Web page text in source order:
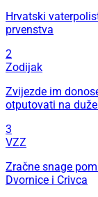
Hrvatski
prvenstva
2
Zodijak
Zvijezde im
otputovati na
3
VZZ
Zračne snage
Dvornice i Crivca